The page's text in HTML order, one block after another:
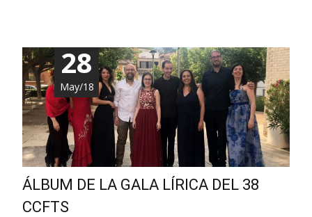
28
May/18
ÁLBUM DE LA GALA LÍRICA DEL 38
CCFTS